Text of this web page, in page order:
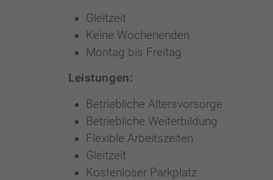
Gleitzeit
Keine Wochenenden
Montag bis Freitag
Leistungen:
Betriebliche Altersvorsorge
Betriebliche Weiterbildung
Flexible Arbeitszeiten
Gleitzeit
Kostenloser Parkplatz